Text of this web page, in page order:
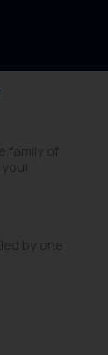
family of
by one